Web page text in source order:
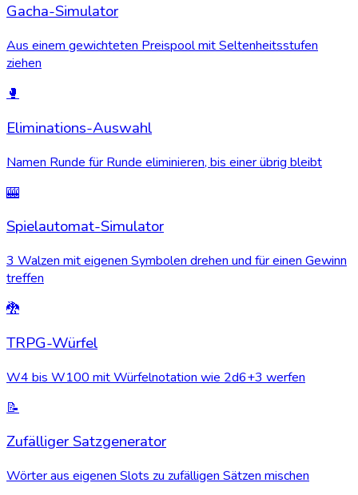
Gacha-Simulator
Aus einem gewichteten Preispool mit Seltenheitsstufen
ziehen
🥊
Eliminations-Auswahl
Namen Runde für Runde eliminieren, bis einer übrig bleibt
🎰
Spielautomat-Simulator
3 Walzen mit eigenen Symbolen drehen und für einen Gewinn
treffen
🐉
TRPG-Würfel
W4 bis W100 mit Würfelnotation wie 2d6+3 werfen
📝
Zufälliger Satzgenerator
Wörter aus eigenen Slots zu zufälligen Sätzen mischen